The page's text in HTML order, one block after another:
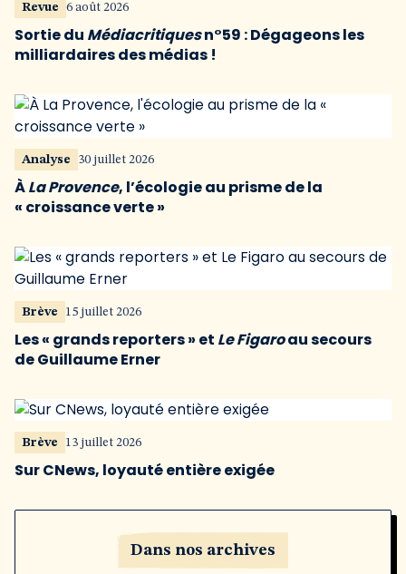
Revue 6 août 2026
Sortie du Médiacritiquesn°59 : Dégageons les
milliardaires des médias !
Analyse 30 juillet 2026
ÀLa Provence, l’écologie au prisme de la
« croissance verte »
Brève 15 juillet 2026
Les « grands reporters » et Le Figaroau secours
de Guillaume Erner
Brève 13 juillet 2026
Sur CNews, loyauté entière exigée
Dans nos archives